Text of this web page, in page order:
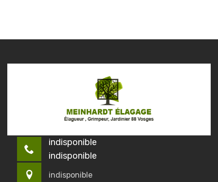
indisponible
indisponible
indisponible